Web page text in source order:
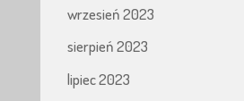
wrzesień 2023
sierpień 2023
lipiec 2023